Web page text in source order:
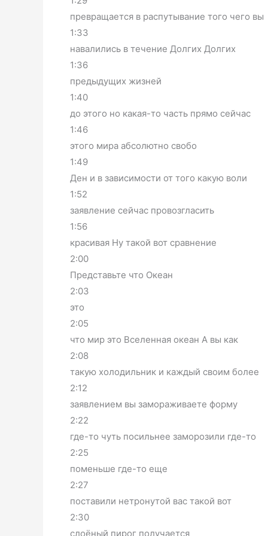
превращается в распутывание того чего вы
1:33
навалились в течение Долгих Долгих
1:36
предыдущих жизней
1:40
до этого но какая-то часть прямо сейчас
1:46
этого мира абсолютно свобо
1:49
Ден и в зависимости от того какую воли
1:52
заявление сейчас провозгласить
1:56
красивая Ну такой вот сравнение
2:00
Представьте что Океан
2:03
это
2:05
что мир это Вселенная океан А вы как
2:08
такую холодильник и каждый своим более
2:12
заявлением вы замораживаете форму
2:22
где-то чуть посильнее заморозили где-то
2:25
поменьше где-то еще
2:27
поставили нетронутой вас такой вот
2:30
слоёный пирог получается